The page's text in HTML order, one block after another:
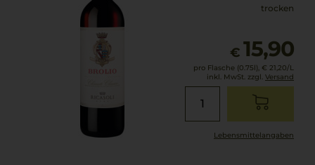
trocken
€ 15,90
pro Flasche (0.75l), € 21,20/L
inkl. MwSt. zzgl. Versand
Lebensmittel­angaben